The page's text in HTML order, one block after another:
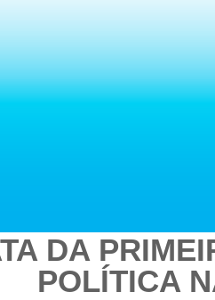
DA
POLÍTICA